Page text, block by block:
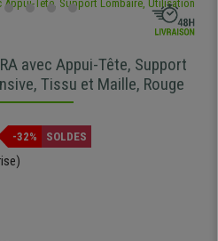
avec Appui-Tête, Support
Tissu et Maille, Rouge
-32% SOLDES